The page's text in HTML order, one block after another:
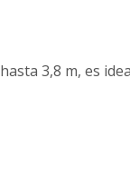
3,8 m, es